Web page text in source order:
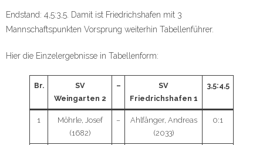
Endstand: 4,5:3,5. Damit ist Friedrichshafen mit 3
Mannschaftspunkten Vorsprung weiterhin Tabellenführer.
Hier die Einzelergebnisse in Tabellenform:
Br.
SV
Weingarten 2
–
SV
Friedrichshafen 1
3,5:4,5
1
Möhrle, Josef
(1682)
–
Ahlfänger, Andreas
(2033)
0:1